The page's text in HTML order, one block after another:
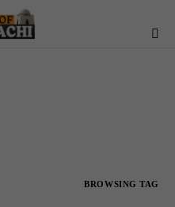
BROWSING TAG